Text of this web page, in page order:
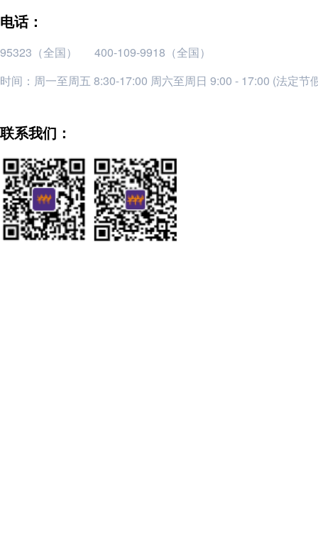
电话：
95323（全国）
400-109-9918（全国）
时间：周一至周五 8:30-17:00 周六至周日 9:00 - 17:00 (法定节
联系我们：